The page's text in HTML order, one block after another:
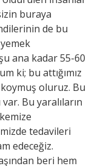
buraya
de bu
ana kadar 55-60
ki; bu attığımız
oluruz. Bu
Bu yaralıların
tedavileri
edeceğiz.
beri hem